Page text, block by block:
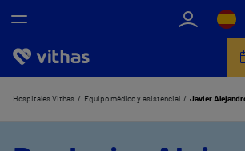
Nosotros
Hospitales Vithas Equipo médico y asistencial Javier